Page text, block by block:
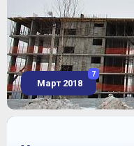
Март 2018
7